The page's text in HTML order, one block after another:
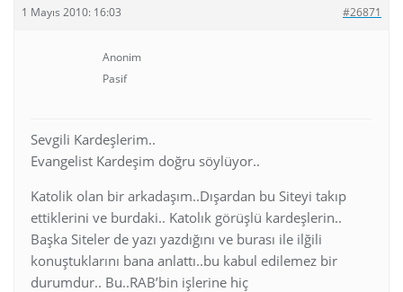
1 Mayıs 2010: 16:03 #26871
Anonim
Pasif
Sevgili Kardeşlerim..
Evangelist Kardeşim doğru söylüyor..
Katolik olan bir arkadaşım..Dışardan bu Siteyi takıp
ettiklerini ve burdaki.. Katolık görüşlü kardeşlerin..
Başka Siteler de yazı yazdığını ve burası ile ilğili
konuştuklarını bana anlattı..bu kabul edilemez bir
durumdur.. Bu..RAB’bin işlerine hiç